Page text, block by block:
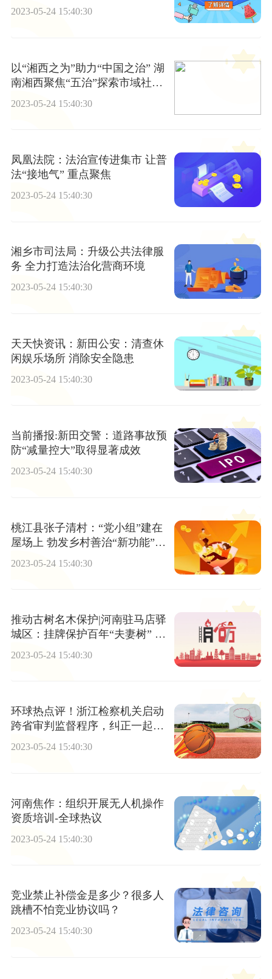
2023-05-24 15:40:30
以“湘西之为”助力“中国之治” 湖
南湘西聚焦“五治”探索市域社会
2023-05-24 15:40:30
凤凰法院：法治宣传进集市 让普
法“接地气” 重点聚焦
2023-05-24 15:40:30
湘乡市司法局：升级公共法律服
务 全力打造法治化营商环境
2023-05-24 15:40:30
天天快资讯：新田公安：清查休
闲娱乐场所 消除安全隐患
2023-05-24 15:40:30
当前播报:新田交警：道路事故预
防“减量控大”取得显著成效
2023-05-24 15:40:30
桃江县张子清村：“党小组”建在
屋场上 勃发乡村善治“新功能”
2023-05-24 15:40:30
推动古树名木保护|河南驻马店驿
城区：挂牌保护百年“夫妻树” 世
2023-05-24 15:40:30
环球热点评！浙江检察机关启动
跨省审判监督程序，纠正一起毒
品错案
2023-05-24 15:40:30
河南焦作：组织开展无人机操作
资质培训-全球热议
2023-05-24 15:40:30
竞业禁止补偿金是多少？很多人
跳槽不怕竞业协议吗？
2023-05-24 15:40:30